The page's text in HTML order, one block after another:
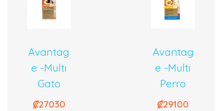
Avantag
E -Multi
Gato
₡27030
Avantag
E -Multi
Perro
₡29100